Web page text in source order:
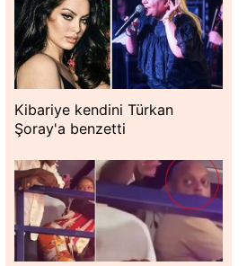
Kibariye kendini Türkan
Şoray'a benzetti